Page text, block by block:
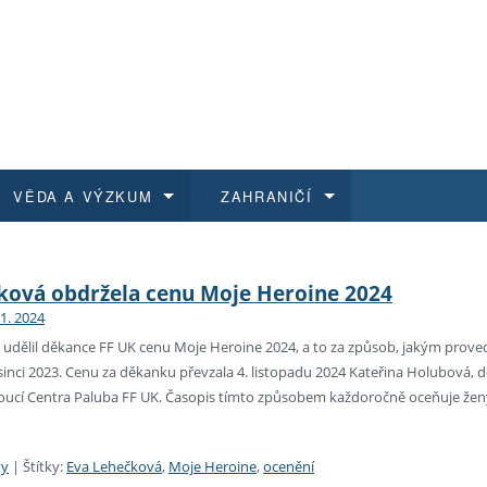
dokumenty
pro zaměstnance E-
a jak se přihlásit
programy
průběhu přijímacího řízení
magisterské studium
VĚDA A VÝZKUM
na FF UK
kvalifikace
ZAHRANIČÍ
a výběrová řízení
East
obdržela cenu Moje Heroine 2024
2024
děkance FF UK cenu Moje Heroine 2024, a to za způsob, jakým
2023. Cenu za děkanku převzala 4. listopadu 2024 Kateřina Holubová,
Centra Paluba FF UK. Časopis tímto způsobem každoročně oceňuje
| Štítky: Eva Lehečková, Moje Heroine,ocenění